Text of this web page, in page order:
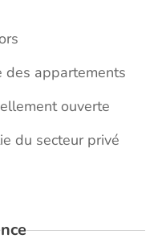
des appartements
ouverte
du secteur privé